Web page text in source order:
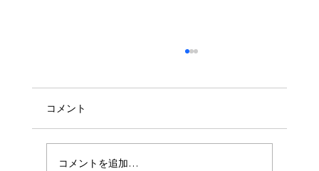
コメント
コメントを追加…